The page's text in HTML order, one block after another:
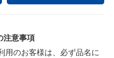
注意事項
用のお客様は、必ず品名に